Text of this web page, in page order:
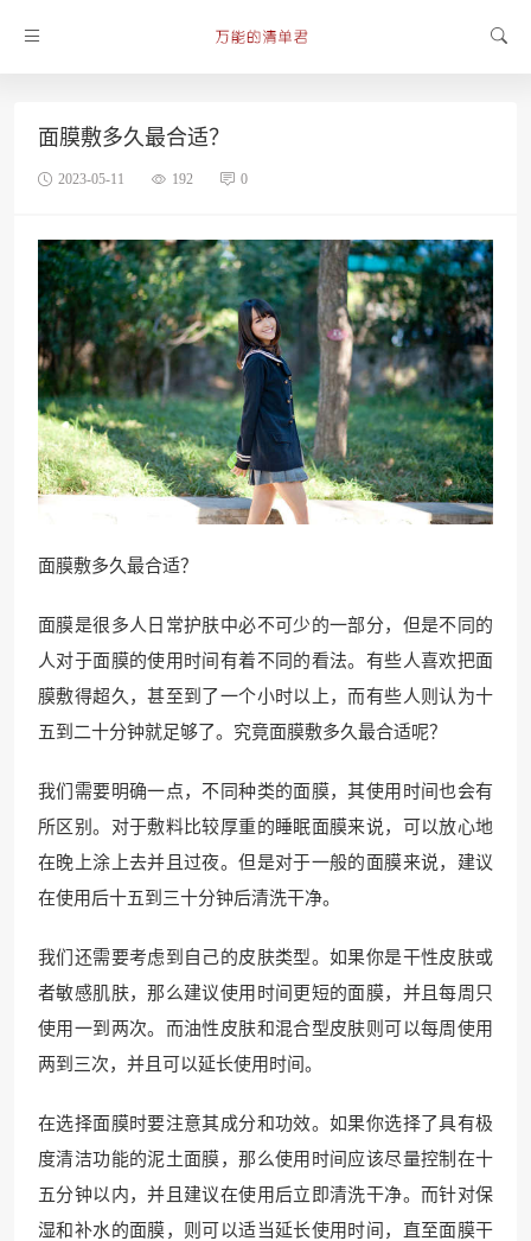
面膜敷多久最合适？
2023-05-11 192 0
面膜敷多久最合适？
面膜是很多人日常护肤中必不可少的一部分，但是不同的
人对于面膜的使用时间有着不同的看法。有些人喜欢把面
膜敷得超久，甚至到了一个小时以上，而有些人则认为十
五到二十分钟就足够了。究竟面膜敷多久最合适呢？
我们需要明确一点，不同种类的面膜，其使用时间也会有
所区别。对于敷料比较厚重的睡眠面膜来说，可以放心地
在晚上涂上去并且过夜。但是对于一般的面膜来说，建议
在使用后十五到三十分钟后清洗干净。
我们还需要考虑到自己的皮肤类型。如果你是干性皮肤或
者敏感肌肤，那么建议使用时间更短的面膜，并且每周只
使用一到两次。而油性皮肤和混合型皮肤则可以每周使用
两到三次，并且可以延长使用时间。
在选择面膜时要注意其成分和功效。如果你选择了具有极
度清洁功能的泥土面膜，那么使用时间应该尽量控制在十
五分钟以内，并且建议在使用后立即清洗干净。而针对保
湿和补水的面膜，则可以适当延长使用时间，直至面膜干